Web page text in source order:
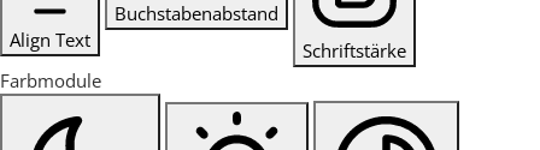
Align Text
Buchstabenabstand
Schriftstärke
Farbmodule